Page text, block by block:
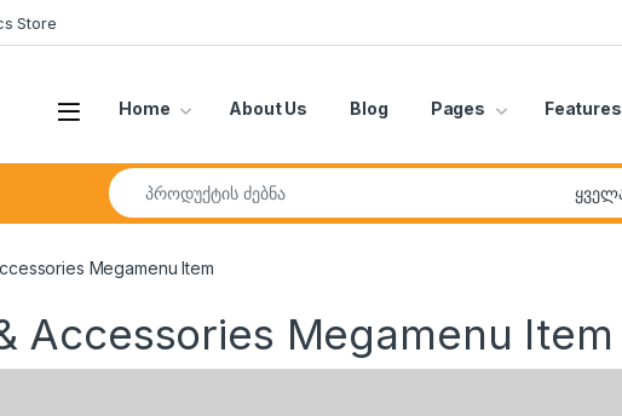
Store
Open Home About Us Blog Pages Features
Search for:
Megamenu Item
Accessories Megamenu Item